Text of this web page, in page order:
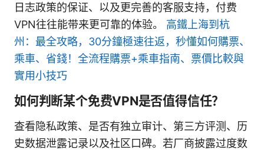
日志政策的保证、以及更完善的客服支持，付费
VPN往往能带来更可靠的体验。 高鐵上海到杭
州：最全攻略，30分鐘極速往返，秒懂如何購票、
乘車、省錢！全流程購票+乘車指南、票價比較與
實用小技巧
如何判断某个免费VPN是否值得信任？
查看隐私政策、是否有独立审计、第三方评测、历
史数据泄露记录以及社区口碑。若厂商披露过度数